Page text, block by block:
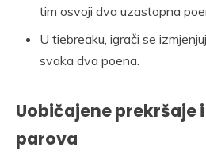
tim osvoji dva uzastopna
U tiebreaku, igrači se
svaka dva poena.
Uobičajene prekršaje
parova